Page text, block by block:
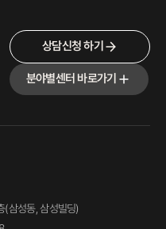
상담신청 하기
분야별센터 바로가기
(삼성동, 삼성빌딩)